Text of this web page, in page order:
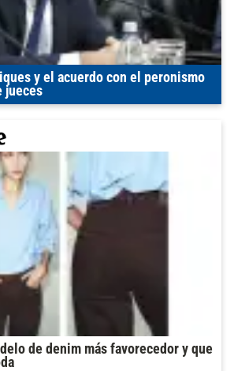
y el acuerdo con el peronismo
jueces
de denim más favorecedor y que